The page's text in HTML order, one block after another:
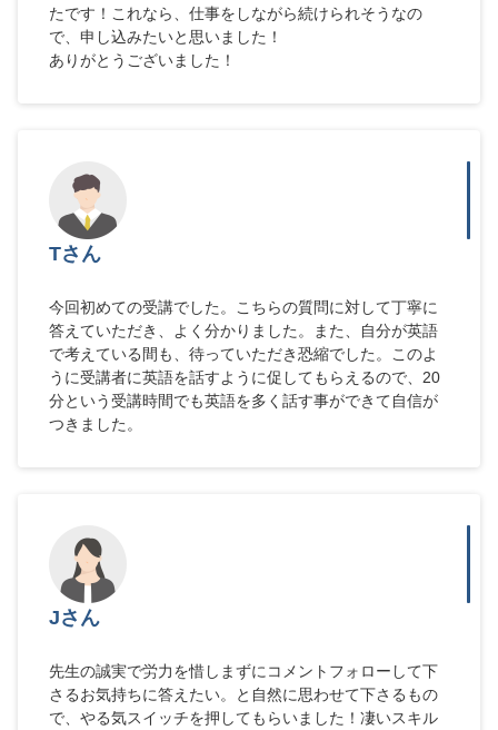
たです！これなら、仕事をしながら続けられそうなの
で、申し込みたいと思いました！
ありがとうございました！
Tさん
今回初めての受講でした。こちらの質問に対して丁寧に
答えていただき、よく分かりました。また、自分が英語
で考えている間も、待っていただき恐縮でした。このよ
うに受講者に英語を話すように促してもらえるので、20
分という受講時間でも英語を多く話す事ができて自信が
つきました。
Jさん
先生の誠実で労力を惜しまずにコメントフォローして下
さるお気持ちに答えたい。と自然に思わせて下さるもの
で、やる気スイッチを押してもらいました！凄いスキル